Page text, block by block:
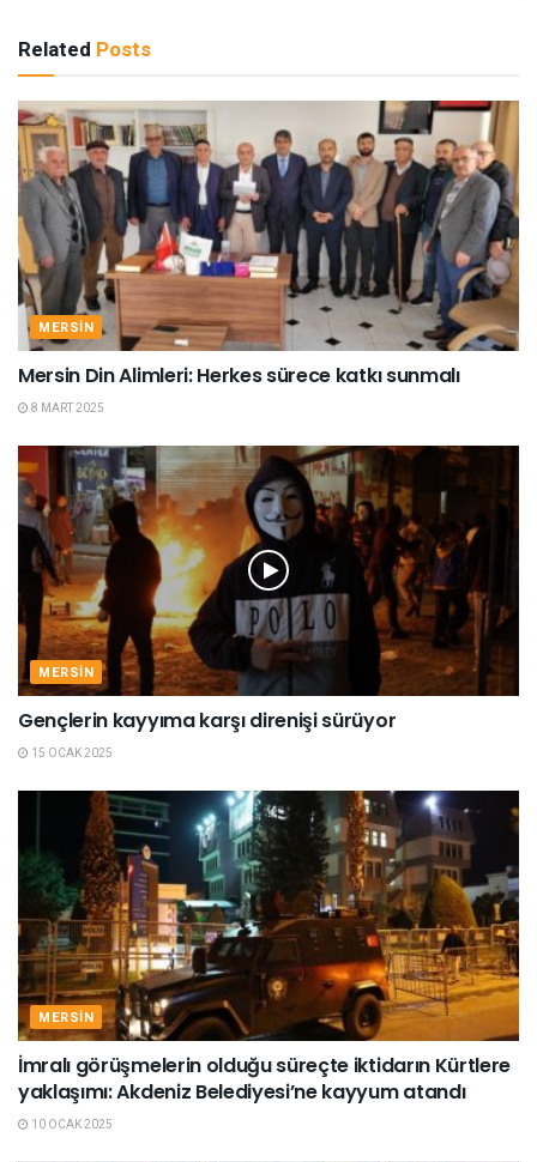
Related Posts
MERSIN
Mersin Din Alimleri: Herkes sürece katkı sunmalı
8 MART 2025
MERSIN
Gençlerin kayyıma karşı direnişi sürüyor
15 OCAK 2025
MERSIN
İmralı görüşmelerin olduğu süreçte iktidarın Kürtlere
yaklaşımı: Akdeniz Belediyesi’ne kayyum atandı
10 OCAK 2025